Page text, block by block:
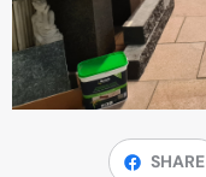
SHARE